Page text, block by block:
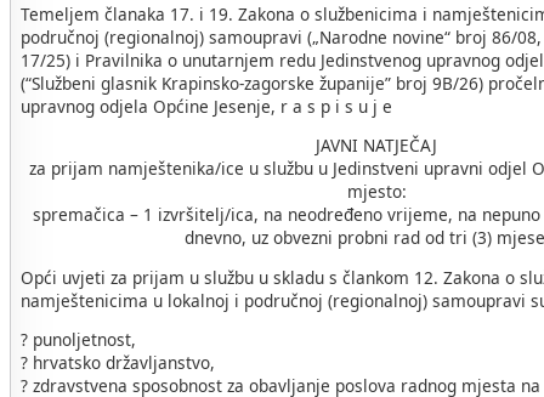
Temeljem članaka 17. i 19. Zakona o službenicima i
područnoj (regionalnoj) samoupravi („Narodne novine“ broj 86/
17/25) i Pravilnika o unutarnjem redu Jedinstvenog upravnog
(“Službeni glasnik Krapinsko-zagorske županije” broj 9B/26)
upravnog odjela Općine Jesenje, r a s p i s u j e
JAVNI NATJEČAJ
za prijam namještenika/ice u službu u Jedinstveni upravni odjel
mjesto:
spremačica – 1 izvršitelj/ica, na neodređeno vrijeme, na
dnevno, uz obvezni probni rad od tri (3)
Opći uvjeti za prijam u službu u skladu s člankom 12. Zakona o
namještenicima u lokalnoj i područnoj (regionalnoj) samoupravi
? punoljetnost,
? hrvatsko državljanstvo,
? zdravstvena sposobnost za obavljanje poslova radnog mjesta